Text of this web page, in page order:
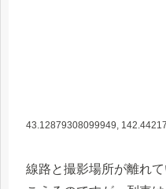
43.12879308099949,
線路と撮影場所が離れ